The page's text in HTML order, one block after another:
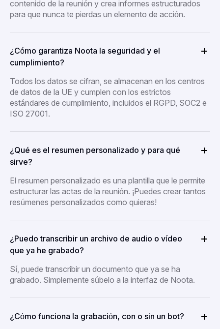
contenido de la reunión y crea informes estructurados
para que nunca te pierdas un elemento de acción.
¿Cómo garantiza Noota la seguridad y el
cumplimiento?
Todos los datos se cifran, se almacenan en los centros
de datos de la UE y cumplen con los estrictos
estándares de cumplimiento, incluidos el RGPD, SOC2 e
ISO 27001.
¿Qué es el resumen personalizado y para qué
sirve?
El resumen personalizado es una plantilla que le permite
estructurar las actas de la reunión. ¡Puedes crear tantos
resúmenes personalizados como quieras!
¿Puedo transcribir un archivo de audio o vídeo
que ya he grabado?
Sí, puede transcribir un documento que ya se ha
grabado. Simplemente súbelo a la interfaz de Noota.
¿Cómo funciona la grabación, con o sin un bot?